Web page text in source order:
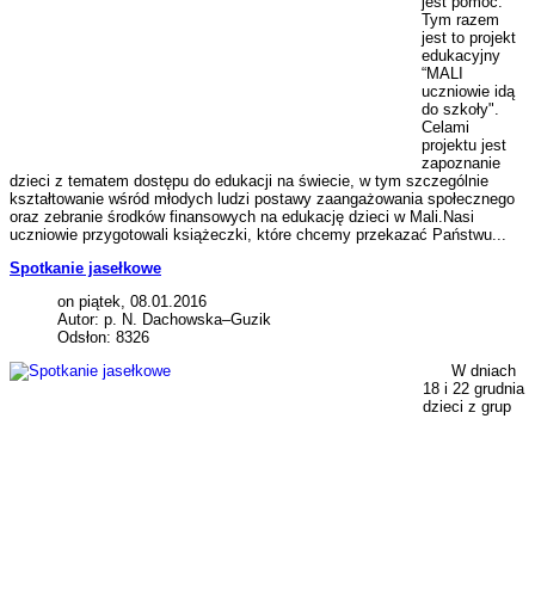
Tym razem
jest to projekt
edukacyjny
“MALI
uczniowie idą
do szkoły".
Celami
projektu jest
zapoznanie
dzieci z tematem dostępu do edukacji na świecie, w tym szczególnie
kształtowanie wśród młodych ludzi postawy zaangażowania społecznego
oraz zebranie środków finansowych na edukację dzieci w Mali.Nasi
uczniowie przygotowali książeczki, które chcemy przekazać Państwu...
Spotkanie jasełkowe
on piątek, 08.01.2016
Autor: p. N. Dachowska–Guzik
Odsłon: 8326
W dniach
18 i 22 grudnia
dzieci z grup